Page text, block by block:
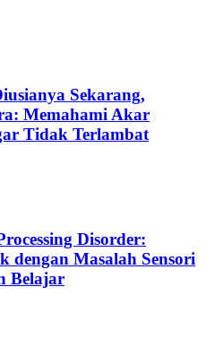
Sekarang,
Memahami Akar
Tidak Terlambat
Disorder:
dengan Masalah Sensori
Belajar